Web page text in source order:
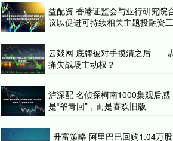
益配资 香港证监会与亚行研究院
议以促进可持续相关主题投融资
云燚网 底牌被对手摸清之后——
痛失战场主动权？
泸深配 名侦探柯南1000集观后感
是“爷青回”，而是喜欢旧版
升富策略 阿里巴巴回购1.04万